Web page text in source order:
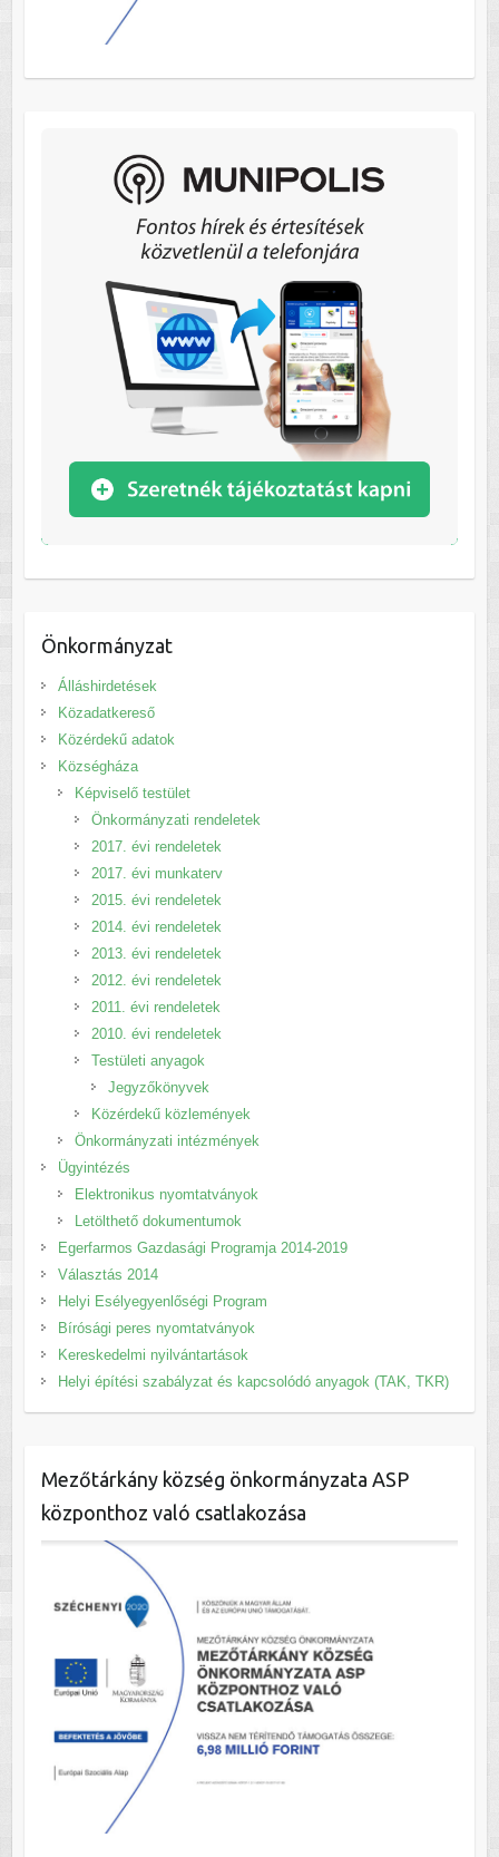
Önkormányzat
Álláshirdetések
Közadatkereső
Közérdekű adatok
Községháza
Képviselő testület
Önkormányzati rendeletek
2017. évi rendeletek
2017. évi munkaterv
2015. évi rendeletek
2014. évi rendeletek
2013. évi rendeletek
2012. évi rendeletek
2011. évi rendeletek
2010. évi rendeletek
Testületi anyagok
Jegyzőkönyvek
Közérdekű közlemények
Önkormányzati intézmények
Ügyintézés
Elektronikus nyomtatványok
Letölthető dokumentumok
Egerfarmos Gazdasági Programja 2014-2019
Választás 2014
Helyi Esélyegyenlőségi Program
Bírósági peres nyomtatványok
Kereskedelmi nyilvántartások
Helyi építési szabályzat és kapcsolódó anyagok (TAK, TKR)
Mezőtárkány község önkormányzata ASP
központhoz való csatlakozása